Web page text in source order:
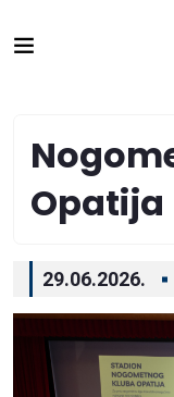
Opatija
29.06.2026.